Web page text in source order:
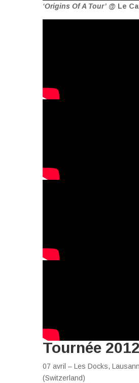
‘Origins Of A Tour’ @ Le
Tournée 2012
07 avril – Les Docks,
(Switzerland)